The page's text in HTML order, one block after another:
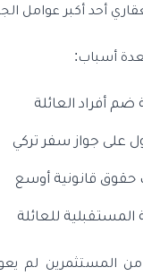
أحد أكبر عوامل
أسباب:
ضم أفراد العائلة
على جواز سفر تركي
حقوق قانونية أوسع
المستقبلية للعائلة
من المستثمرين لم